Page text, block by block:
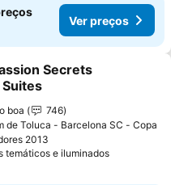
Ver preços
aos favoritos
Secrets
Suites
boa
746
de Toluca - Barcelona SC - Copa
2013
temáticos e iluminadosVer